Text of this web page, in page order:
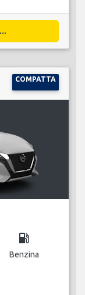
COMPATTA
local_gas_station
Benzina